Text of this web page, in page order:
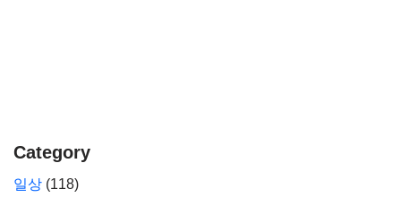
Category
일상 (118)